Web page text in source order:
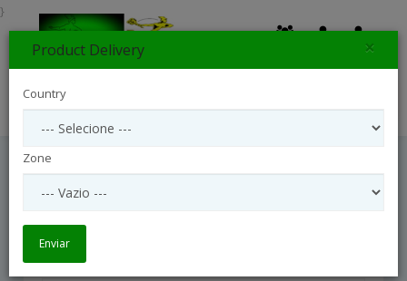
Sincerely Heartfelt Basket
}
Product Delivery ×
Country
Zone
Enviar